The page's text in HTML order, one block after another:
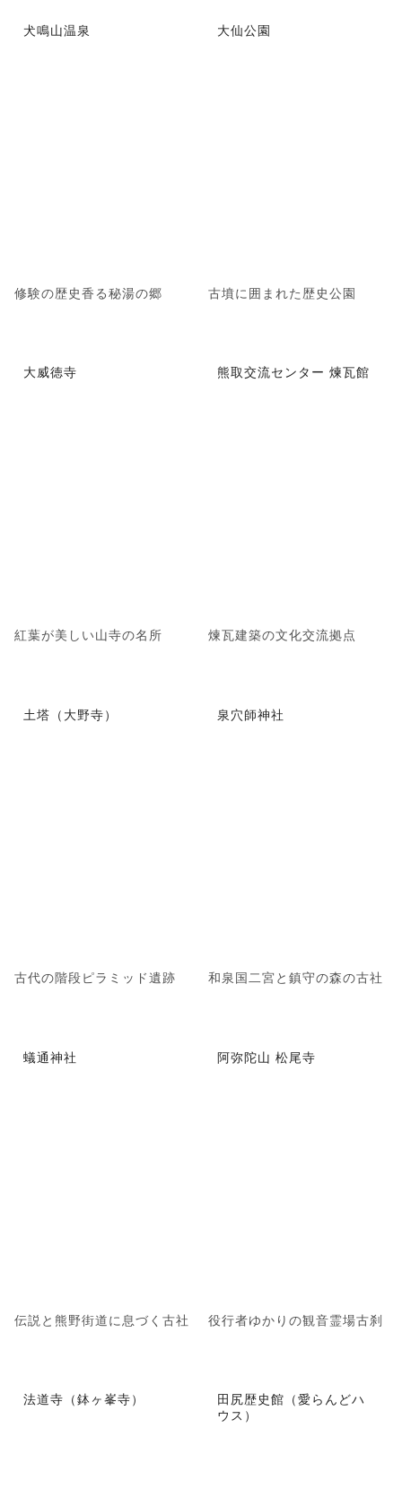
犬鳴山温泉
修験の歴史香る秘湯の郷
大仙公園
古墳に囲まれた歴史公園
大威徳寺
紅葉が美しい山寺の名所
熊取交流センター 煉瓦館
煉瓦建築の文化交流拠点
土塔（大野寺）
古代の階段ピラミッド遺跡
泉穴師神社
和泉国二宮と鎮守の森の古社
蟻通神社
伝説と熊野街道に息づく古社
阿弥陀山 松尾寺
役行者ゆかりの観音霊場古刹
法道寺（鉢ヶ峯寺）
田尻歴史館（愛らんどハ
ウス）